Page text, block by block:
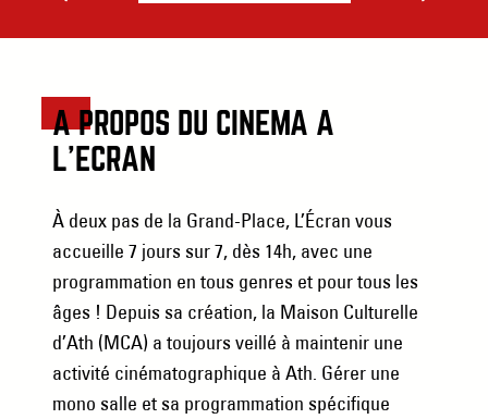
A PROPOS DU CINÉMA À
L’ÉCRAN
À deux pas de la Grand-Place, L’Écran vous
accueille 7 jours sur 7, dès 14h, avec une
programmation en tous genres et pour tous les
âges ! Depuis sa création, la Maison Culturelle
d’Ath (MCA) a toujours veillé à maintenir une
activité cinématographique à Ath. Gérer une
mono salle et sa programmation spécifique